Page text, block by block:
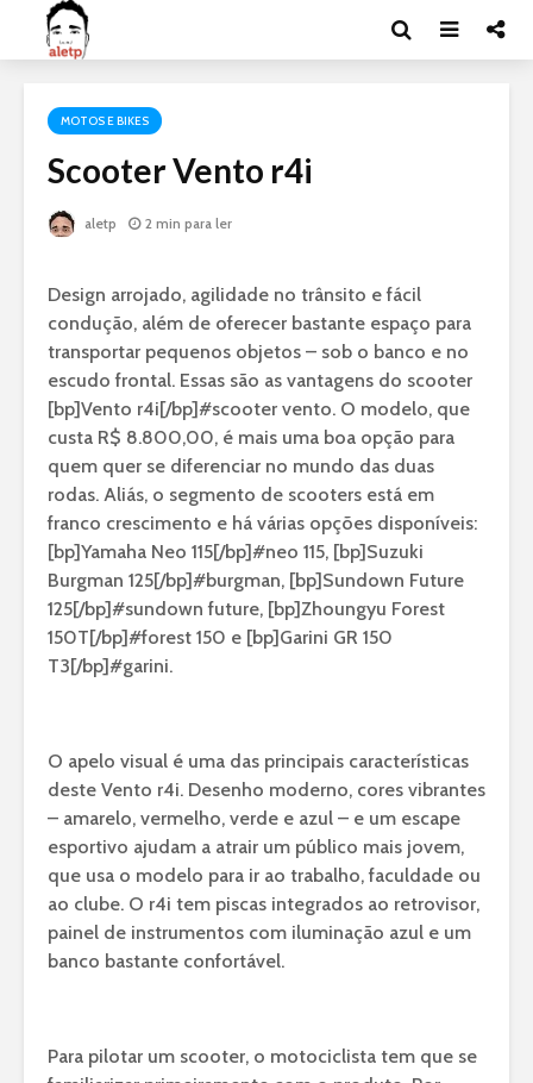
MOTOS E BIKES
Scooter Vento r4i
aletp 2 min para ler
Design arrojado, agilidade no trânsito e fácil
condução, além de oferecer bastante espaço para
transportar pequenos objetos – sob o banco e no
escudo frontal. Essas são as vantagens do scooter
[bp]Vento r4i[/bp]#scooter vento. O modelo, que
custa R$ 8.800,00, é mais uma boa opção para
quem quer se diferenciar no mundo das duas
rodas. Aliás, o segmento de scooters está em
franco crescimento e há várias opções disponíveis:
[bp]Yamaha Neo 115[/bp]#neo 115, [bp]Suzuki
Burgman 125[/bp]#burgman, [bp]Sundown Future
125[/bp]#sundown future, [bp]Zhoungyu Forest
150T[/bp]#forest 150 e [bp]Garini GR 150
T3[/bp]#garini.
O apelo visual é uma das principais características
deste Vento r4i. Desenho moderno, cores vibrantes
– amarelo, vermelho, verde e azul – e um escape
esportivo ajudam a atrair um público mais jovem,
que usa o modelo para ir ao trabalho, faculdade ou
ao clube. O r4i tem piscas integrados ao retrovisor,
painel de instrumentos com iluminação azul e um
banco bastante confortável.
Para pilotar um scooter, o motociclista tem que se